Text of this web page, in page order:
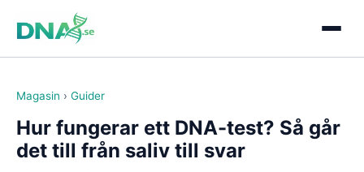
Magasin › Guider
Hur fungerar ett DNA-test? Så går
det till från saliv till svar